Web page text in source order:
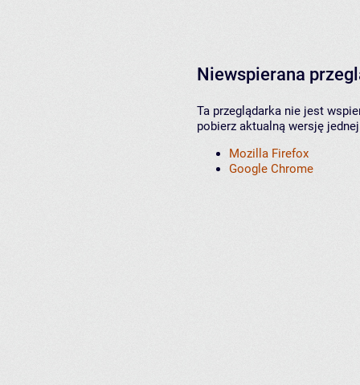
Niewspierana
Ta przeglądarka nie jest
pobierz aktualną wersję
Mozilla Firefox
Google Chrome